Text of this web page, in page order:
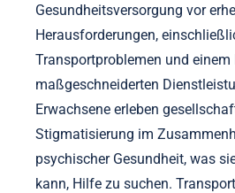
Gesundheitsversorgung vor
Herausforderungen,
Transportproblemen und einem
maßgeschneiderten
Erwachsene erleben
Stigmatisierung im
psychischer Gesundheit, was
kann, Hilfe zu suchen.